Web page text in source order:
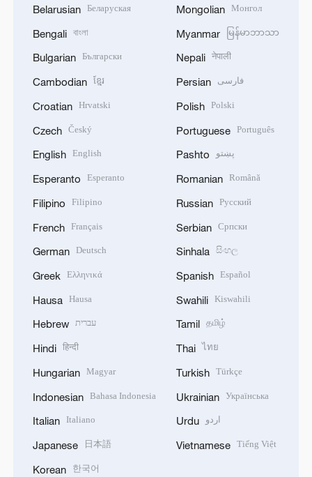
Belarusian Беларуская
Bengali বাংলা
Bulgarian Български
Cambodian ខ្មែរ
Croatian Hrvatski
Czech Český
English English
Esperanto Esperanto
Filipino Filipino
French Français
German Deutsch
Greek Ελληνικά
Hausa Hausa
Hebrew עברית
Hindi हिन्दी
Hungarian Magyar
Indonesian Bahasa Indonesia
Italian Italiano
Japanese 日本語
Korean 한국어
Mongolian Монгол
Myanmar မြန်မာဘာသာ
Nepali नेपाली
Persian فارسی
Polish Polski
Portuguese Português
Pashto پښتو
Romanian Română
Russian Русский
Serbian Српски
Sinhala සිංහල
Spanish Español
Swahili Kiswahili
Tamil தமிழ்
Thai ไทย
Turkish Türkçe
Ukrainian Українська
Urdu اردو
Vietnamese Tiếng Việt